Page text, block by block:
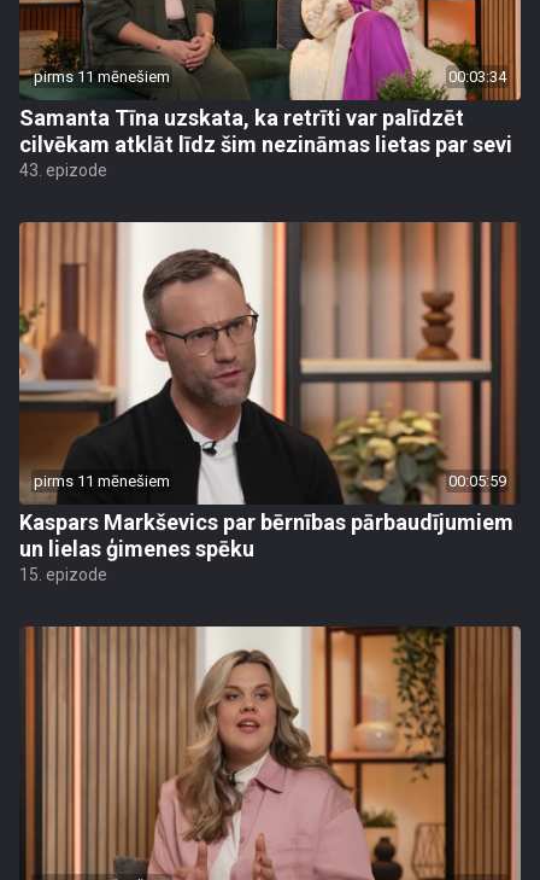
pirms 11 mēnešiem 00:03:34
Samanta Tīna uzskata, ka retrīti var palīdzēt
cilvēkam atklāt līdz šim nezināmas lietas par sevi
43. epizode
pirms 11 mēnešiem 00:05:59
Kaspars Markševics par bērnības pārbaudījumiem
un lielas ģimenes spēku
15. epizode